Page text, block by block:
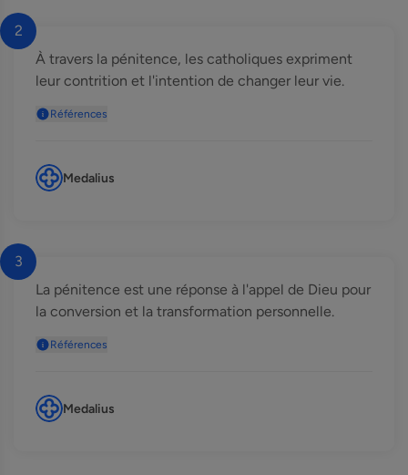
2
À travers la pénitence, les catholiques expriment
leur contrition et l'intention de changer leur vie.
Références
Medalius
3
La pénitence est une réponse à l'appel de Dieu pour
la conversion et la transformation personnelle.
Références
Medalius